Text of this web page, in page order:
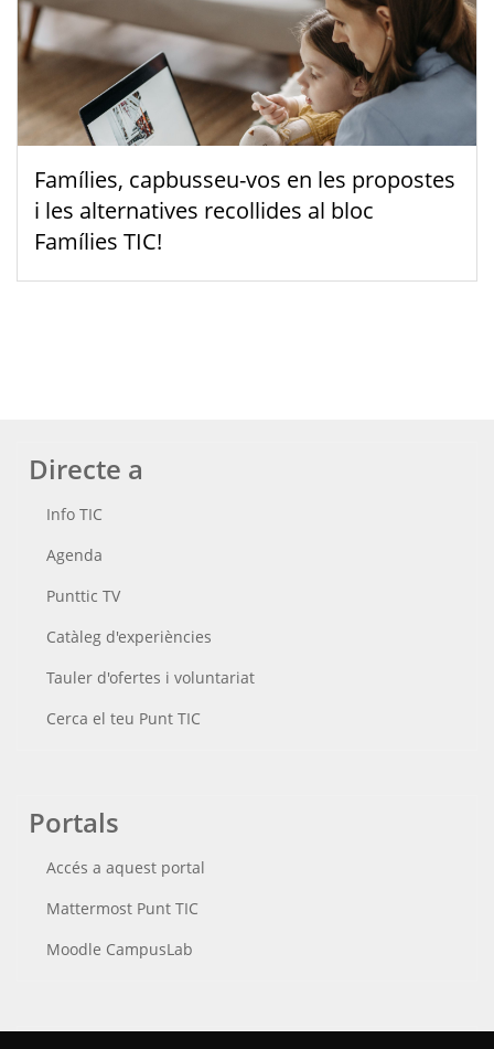
Famílies, capbusseu-vos en les propostes
i les alternatives recollides al bloc
Famílies TIC!
Directe a
Info TIC
Agenda
Punttic TV
Catàleg d'experiències
Tauler d'ofertes i voluntariat
Cerca el teu Punt TIC
Portals
Accés a aquest portal
Mattermost Punt TIC
Moodle CampusLab